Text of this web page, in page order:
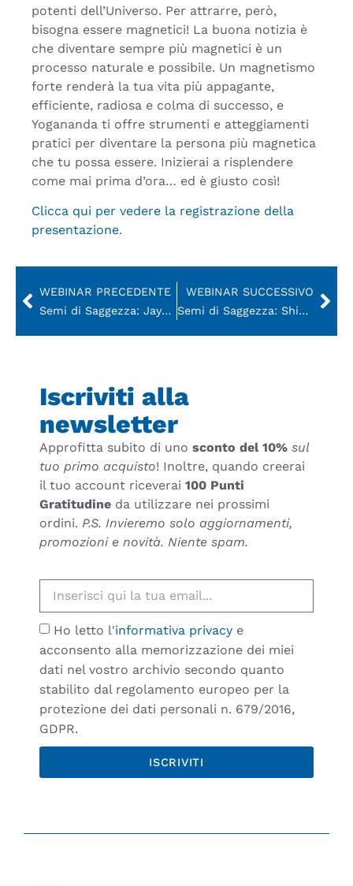
potenti dell’Universo. Per attrarre, però,
bisogna essere magnetici! La buona notizia è
che diventare sempre più magnetici è un
processo naturale e possibile. Un magnetismo
forte renderà la tua vita più appagante,
efficiente, radiosa e colma di successo, e
Yogananda ti offre strumenti e atteggiamenti
pratici per diventare la persona più magnetica
che tu possa essere. Inizierai a risplendere
come mai prima d’ora… ed è giusto così!
Clicca qui per vedere la registrazione della
presentazione.
WEBINAR PRECEDENTE
Semi di Saggezza: Jayadev presenta la trilogia della collana “Semi di Luce” (ITA)
WEBINAR SUCCESSIVO
Semi di Saggezza: Shivani presenta “Life Force. Forza Vitale” (ITA)
Iscriviti alla
newsletter
Approfitta subito di uno sconto del 10% sul
tuo primo acquisto! Inoltre, quando creerai
il tuo account riceverai 100 Punti
Gratitudine da utilizzare nei prossimi
ordini. P.S. Invieremo solo aggiornamenti,
promozioni e novità. Niente spam.
Ho letto l'informativa privacy e
acconsento alla memorizzazione dei miei
dati nel vostro archivio secondo quanto
stabilito dal regolamento europeo per la
protezione dei dati personali n. 679/2016,
GDPR.
ISCRIVITI